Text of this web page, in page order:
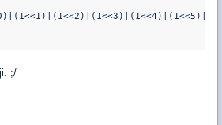
;/